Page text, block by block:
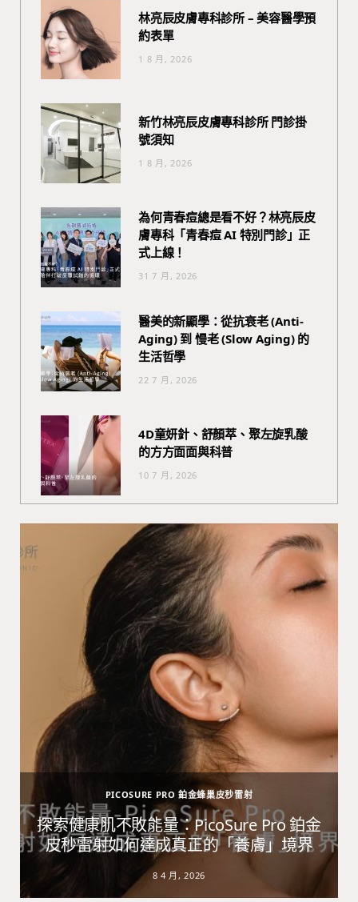
林亮辰皮膚專科診所 – 美容醫學預
約表單
1 8 月, 2026
新竹林亮辰皮膚專科診所 門診掛
號須知
1 8 月, 2026
為何青春痘總是看不好？林亮辰皮
膚專科「青春痘 AI 特別門診」正
式上線！
31 7 月, 2026
醫美的新顯學：從抗衰老 (Anti-
Aging) 到 慢老 (Slow Aging) 的
生活哲學
22 7 月, 2026
4D童妍針、舒顏萃、聚左旋乳酸
的方方面面與科普
10 7 月, 2026
PICOSURE PRO 鉑金蜂巢皮秒雷射
探索健康肌不敗能量：PicoSure Pro 鉑金
皮秒雷射如何達成真正的「養膚」境界
8 4 月, 2026